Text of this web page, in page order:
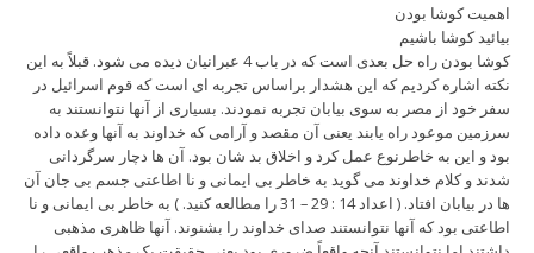
اهمیت کوشا بودن
بیائید کوشا باشیم
کوشا بودن راه حل بعدی است که در باب 4 عبرانیان دیده می شود. قبلاً به این
نکته اشاره کردیم که این هشدار براساس تجربه ای است که قوم اسرائیل در
سفر خود از مصر به سوی بیابان تجربه نمودند. بسیاری از آنها نتوانستند به
سرزمین موعود راه یابند یعنی آن مقصد و آرامی که خداوند به آنها وعده داده
بود و این به خاطرنوع عمل کرد و اخلاق بد شان بود. آن ها دچار سرگردانی
شدند و کلام خداوند می گوید به خاطر بی ایمانی و نا اطاعتی جسم بی جان آن
ها در بیابان افتاد. ( اعداد 14 : 29 – 31 را مطالعه کنید. ) به خاطر بی ایمانی و نا
اطاعتی بود که آنها نتوانستند صدای خداوند را بشنوند. آنها ظاهری مذهبی